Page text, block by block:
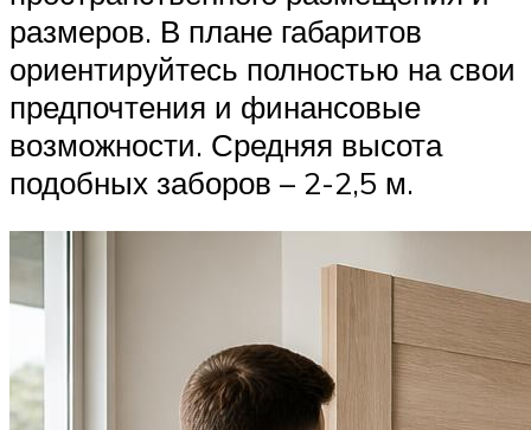
размеров. В плане габаритов
ориентируйтесь полностью на свои
предпочтения и финансовые
возможности. Средняя высота
подобных заборов – 2-2,5 м.